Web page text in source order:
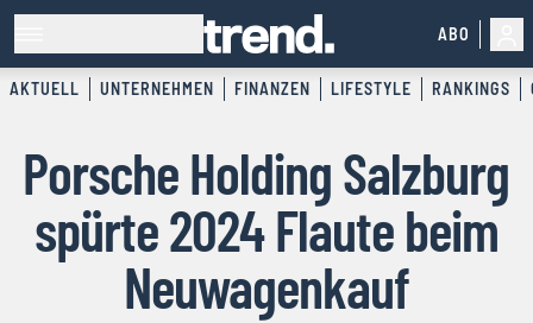
ABO
AKTUELL UNTERNEHMEN FINANZEN LIFESTYLE RANKINGS
Porsche Holding Salzburg
spürte 2024 Flaute beim
Neuwagenkauf